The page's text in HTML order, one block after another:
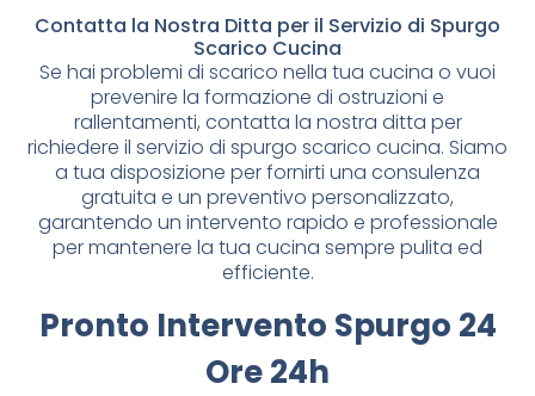
Contatta la Nostra Ditta per il Servizio di Spurgo
Scarico Cucina
Se hai problemi di scarico nella tua cucina o vuoi
prevenire la formazione di ostruzioni e
rallentamenti, contatta la nostra ditta per
richiedere il servizio di spurgo scarico cucina. Siamo
a tua disposizione per fornirti una consulenza
gratuita e un preventivo personalizzato,
garantendo un intervento rapido e professionale
per mantenere la tua cucina sempre pulita ed
efficiente.
Pronto Intervento Spurgo 24
Ore 24h